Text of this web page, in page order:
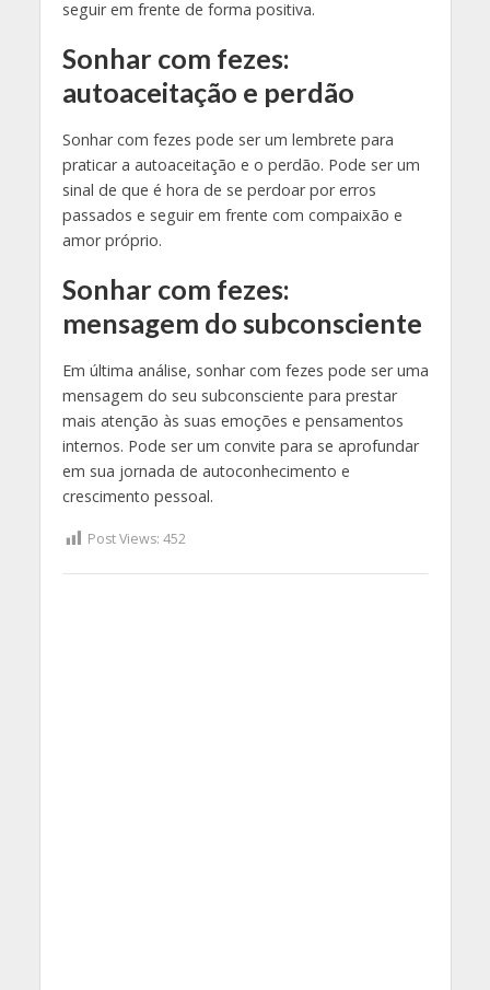
seguir em frente de forma positiva.
Sonhar com fezes:
autoaceitação e perdão
Sonhar com fezes pode ser um lembrete para
praticar a autoaceitação e o perdão. Pode ser um
sinal de que é hora de se perdoar por erros
passados e seguir em frente com compaixão e
amor próprio.
Sonhar com fezes:
mensagem do subconsciente
Em última análise, sonhar com fezes pode ser uma
mensagem do seu subconsciente para prestar
mais atenção às suas emoções e pensamentos
internos. Pode ser um convite para se aprofundar
em sua jornada de autoconhecimento e
crescimento pessoal.
Post Views: 452